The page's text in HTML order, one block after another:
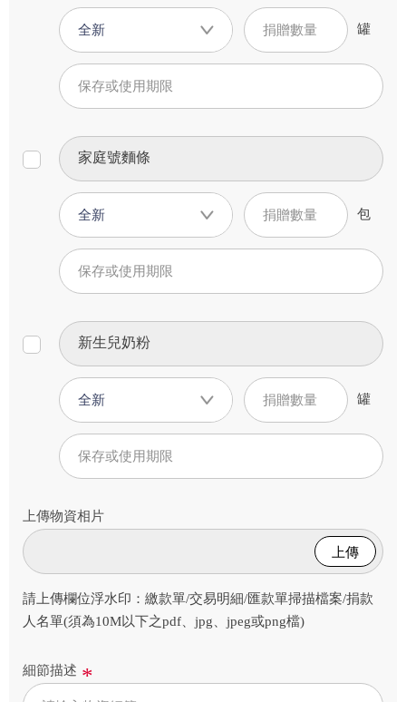
全新 罐
全新 包
全新 罐
上傳物資相片
上傳
請上傳欄位浮水印：繳款單/交易明細/匯款單掃描檔案/捐款
人名單(須為10M以下之pdf、jpg、jpeg或png檔)
細節描述